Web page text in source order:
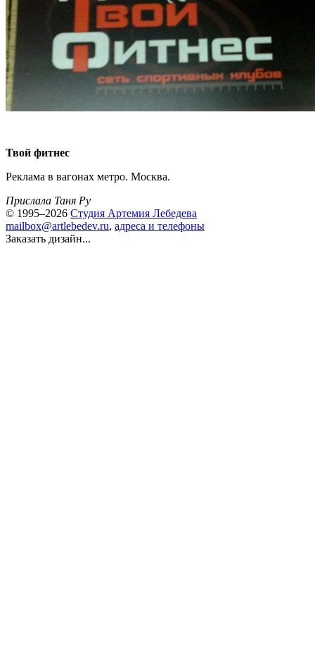
Твой фитнес
Реклама в вагонах метро. Москва.
Прислала Таня Ру
© 1995–2026 Студия Артемия Лебедева
mailbox@artlebedev.ru, адреса и телефоны
Заказать дизайн...